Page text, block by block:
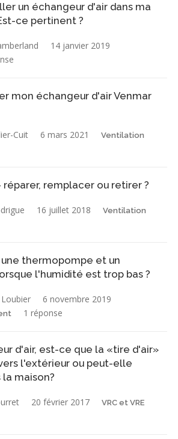
un échangeur d'air dans ma
ce pertinent ?
14 janvier 2019
mon échangeur d'air Venmar
Cuit 6 mars 2021 Ventilation
réparer, remplacer ou retirer ?
16 juillet 2018 Ventilation
thermopompe et un
l'humidité est trop bas ?
6 novembre 2019
1 réponse
d'air, est-ce que la «tire d'air»
l'extérieur ou peut-elle
maison?
20 février 2017 VRC et VRE